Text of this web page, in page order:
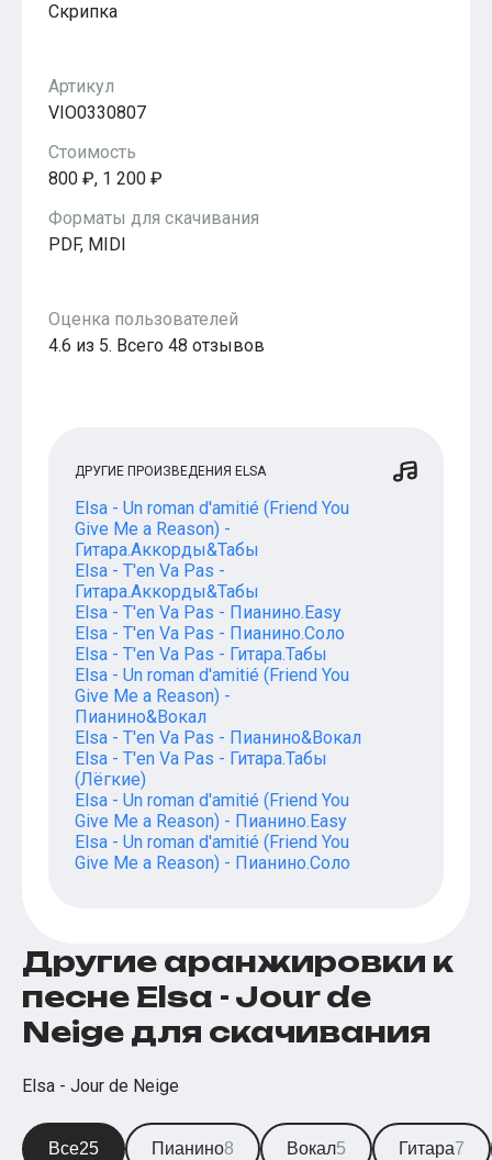
Популярное
Скрипка
Артикул
VIO0330807
Стоимость
800 ₽, 1 200 ₽
Форматы для скачивания
PDF, MIDI
Оценка пользователей
4.6 из 5. Всего 48 отзывов
ДРУГИЕ ПРОИЗВЕДЕНИЯ ELSA
Elsa - Un roman d'amitié (Friend You
Give Me a Reason) -
Гитара.Аккорды&Табы
Elsa - T'en Va Pas -
Гитара.Аккорды&Табы
Elsa - T'en Va Pas - Пианино.Easy
Elsa - T'en Va Pas - Пианино.Соло
Elsa - T'en Va Pas - Гитара.Табы
Elsa - Un roman d'amitié (Friend You
Give Me a Reason) -
Пианино&Вокал
Elsa - T'en Va Pas - Пианино&Вокал
Elsa - T'en Va Pas - Гитара.Табы
(Лёгкие)
Elsa - Un roman d'amitié (Friend You
Give Me a Reason) - Пианино.Easy
Elsa - Un roman d'amitié (Friend You
Give Me a Reason) - Пианино.Соло
Другие аранжировки к
песне Elsa - Jour de
Neige для скачивания
Elsa - Jour de Neige
Все25 Пианино8 Вокал5 Гитара7